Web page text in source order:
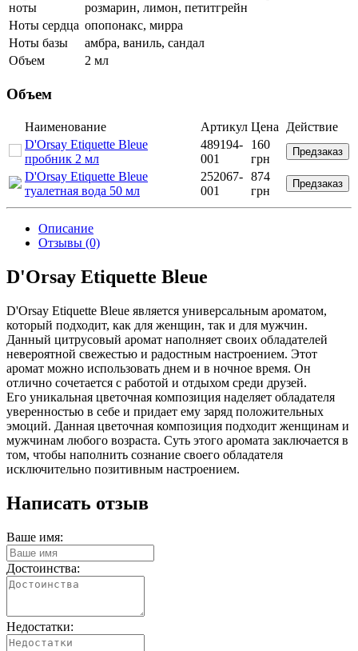
ноты
розмарин, лимон, петитгрейн
Ноты сердца опопонакс, мирра
Ноты базы
амбра, ваниль, сандал
Объем
2 мл
Объем
Наименование Артикул Цена
Действие
D'Orsay Etiquette Bleue
пробник 2 мл
489194-
001
160
грн
Предзаказ
D'Orsay Etiquette Bleue
туалетная вода 50 мл
252067-
001
874
грн
Предзаказ
Описание
Отзывы (0)
D'Orsay Etiquette Bleue
D'Orsay Etiquette Bleue является универсальным ароматом,
который подходит, как для женщин, так и для мужчин.
Данный цитрусовый аромат наполняет своих обладателей
невероятной свежестью и радостным настроением. Этот
аромат можно использовать днем и в ночное время. Он
отлично сочетается с работой и отдыхом среди друзей.
Его уникальная цветочная композиция наделяет обладателя
уверенностью в себе и придает ему заряд положительных
эмоций. Данная цветочная композиция подходит женщинам и
мужчинам любого возраста. Суть этого аромата заключается в
том, чтобы наполнить сознание своего обладателя
исключительно позитивным настроением.
Написать отзыв
Ваше имя:
Достоинства:
Недостатки: